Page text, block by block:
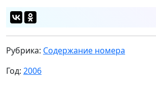
Рубрика: Содержание номера
Год: 2006